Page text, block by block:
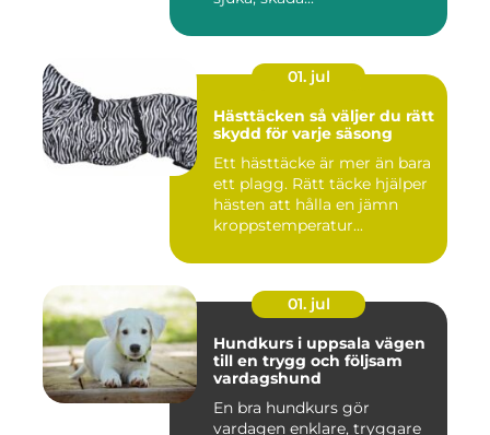
01. jul
Hästtäcken så väljer du rätt
skydd för varje säsong
Ett hästtäcke är mer än bara
ett plagg. Rätt täcke hjälper
hästen att hålla en jämn
kroppstemperatur...
01. jul
Hundkurs i uppsala vägen
till en trygg och följsam
vardagshund
En bra hundkurs gör
vardagen enklare, tryggare